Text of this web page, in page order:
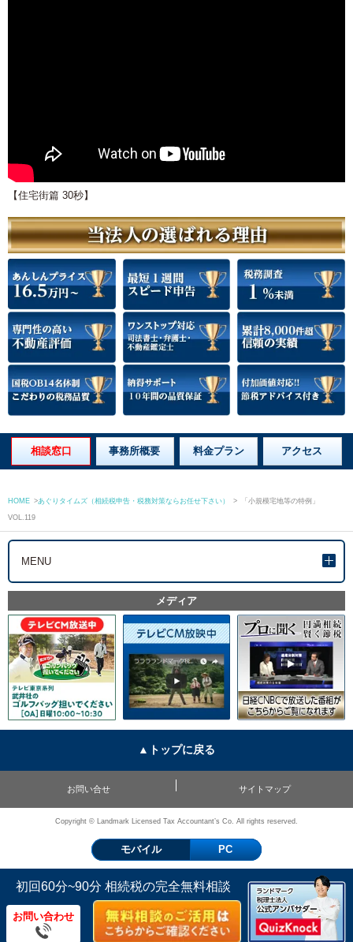
【住宅街篇 30秒】
相談窓口 事務所概要 料金プラン アクセス
HOME >あぐりタイムズ（相続税申告・税務対策ならお任せ下さい） > 「小規模宅地等の特例」
VOL.119
MENU
メディア
▲トップに戻る
お問い合せ サイトマップ
Copyright © Landmark Licensed Tax Accountant’s Co. All rights reserved.
初回60分~90分 相続税の完全無料相談
お問い合わせ
モバイル PC